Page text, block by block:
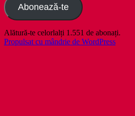
Abonează-te
Alătură-te celorlalți 1.551 de abonați.
Propulsat cu mândrie de WordPress